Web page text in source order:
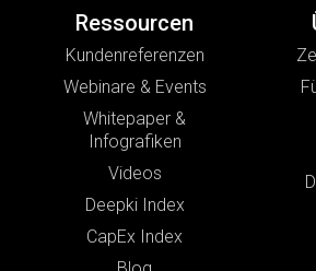
Ressourcen
Kundenreferenzen
Webinare & Events
Whitepaper &
Infografiken
Videos
Deepki Index
CapEx Index